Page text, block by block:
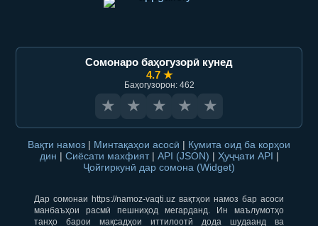
Сомонаро баҳогузорӣ кунед
4.7 ★
Баҳогузорон: 462
★ ★ ★ ★ ★
Вақти намоз | Минтақаҳои асосӣ | Кумита оид ба корҳои
дин | Сиёсати махфият | API (JSON) | Ҳуҷҷати API |
Ҷойгиркунӣ дар сомона (Widget)
Дар сомонаи https://namoz-vaqti.uz вақтҳои намоз бар асоси
манбаъҳои расмӣ пешниҳод мегарданд. Ин маълумотҳо
танҳо барои мақсадҳои иттилоотӣ дода шудаанд ва